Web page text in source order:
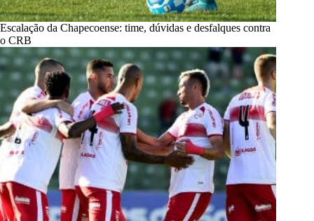
Escalação da Chapecoense: time, dúvidas e desfalques contra
o CRB